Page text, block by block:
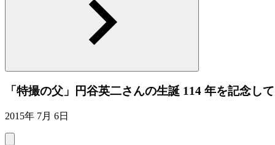
「特撮の父」円谷英二さんの生誕 114 年を記念して
2015年 7月 6日